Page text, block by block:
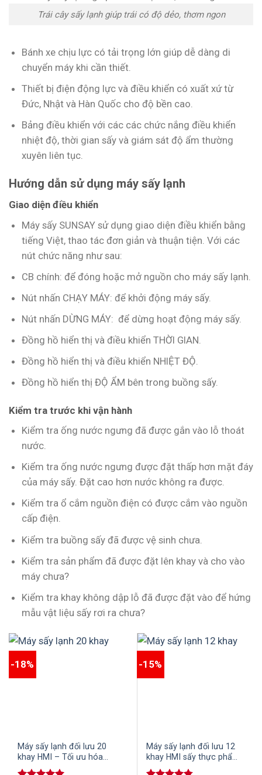
Trái cây sấy lạnh giúp trái có độ dẻo, thơm ngon
Bánh xe chịu lực có tải trọng lớn giúp dễ dàng di
chuyển máy khi cần thiết.
Thiết bị điện động lực và điều khiển có xuất xứ từ
Đức, Nhật và Hàn Quốc cho độ bền cao.
Bảng điều khiển với các các chức nắng điều khiển
nhiệt độ, thời gian sấy và giám sát độ ẩm thường
xuyên liên tục.
Hướng dẫn sử dụng máy sấy lạnh
Giao diện điều khiển
Máy sấy SUNSAY sử dụng giao diện điều khiển bằng
tiếng Việt, thao tác đơn giản và thuận tiện. Với các
nút chức năng như sau:
CB chính: để đóng hoặc mở nguồn cho máy sấy lạnh.
Nút nhấn CHẠY MÁY: để khởi động máy sấy.
Nút nhấn DỪNG MÁY: để dừng hoạt động máy sấy.
Đồng hồ hiển thị và điều khiển THỜI GIAN.
Đồng hồ hiển thị và điều khiển NHIỆT ĐỘ.
Đồng hồ hiển thị ĐỘ ẨM bên trong buồng sấy.
Kiểm tra trước khi vận hành
Kiểm tra ống nước ngưng đã được gắn vào lỗ thoát
nước.
Kiểm tra ống nước ngưng được đặt thấp hơn mặt đáy
của máy sấy. Đặt cao hơn nước không ra được.
Kiểm tra ổ cắm nguồn điện có được cắm vào nguồn
cấp điện.
Kiểm tra buồng sấy đã được vệ sinh chưa.
Kiểm tra sản phẩm đã được đặt lên khay và cho vào
máy chưa?
Kiểm tra khay không dập lỗ đã được đặt vào để hứng
mẫu vật liệu sấy rơi ra chưa?
-18%
Máy sấy lạnh đối lưu 20
khay HMI – Tối ưu hóa
quy trình sấy khô
-15%
Máy sấy lạnh đối lưu 12
khay HMI sấy thực phẩm,
nông sản và các loại thủy